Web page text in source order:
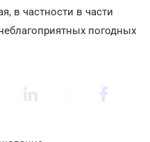
в частности в части
погодных